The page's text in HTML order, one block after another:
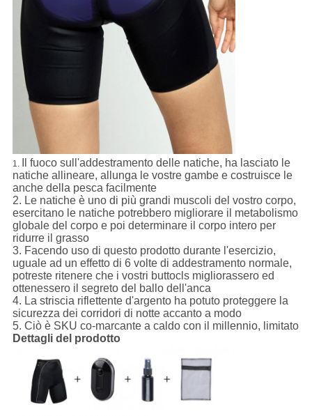
1.
Il fuoco sull'addestramento delle natiche, ha lasciato le
natiche allineare, allunga le vostre gambe e costruisce le
anche della pesca facilmente
2. Le natiche è uno di più grandi muscoli del vostro corpo,
esercitano le natiche potrebbero migliorare il metabolismo
globale del corpo e poi determinare il corpo intero per
ridurre il grasso
3. Facendo uso di questo prodotto durante l'esercizio,
uguale ad un effetto di 6 volte di addestramento normale,
potreste ritenere che i vostri buttocls migliorassero ed
ottenessero il segreto del ballo dell'anca
4. La striscia riflettente d'argento ha potuto proteggere la
sicurezza dei corridori di notte accanto a modo
5. Ciò è SKU co-marcante a caldo con il millennio, limitato
Dettagli del prodotto